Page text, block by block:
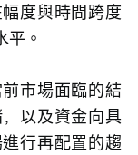
度與時間跨度
平。
市場面臨的結
以及資金向具
行再配置的趨